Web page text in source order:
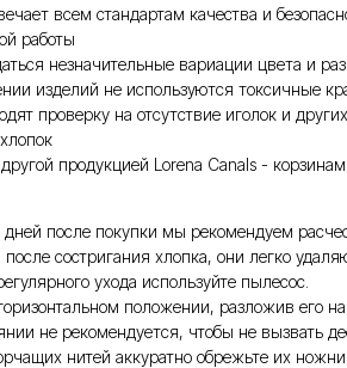
всем стандартам качества и
работы
незначительные вариации цвета и
изделий не используются токсичные
проверку на отсутствие иголок и
продукцией Lorena Canals -
после покупки мы рекомендуем
после состригания хлопка, они легко
ухода используйте пылесос.
положении, разложив его
не рекомендуется, чтобы не вызвать
нитей аккуратно обрежьте их